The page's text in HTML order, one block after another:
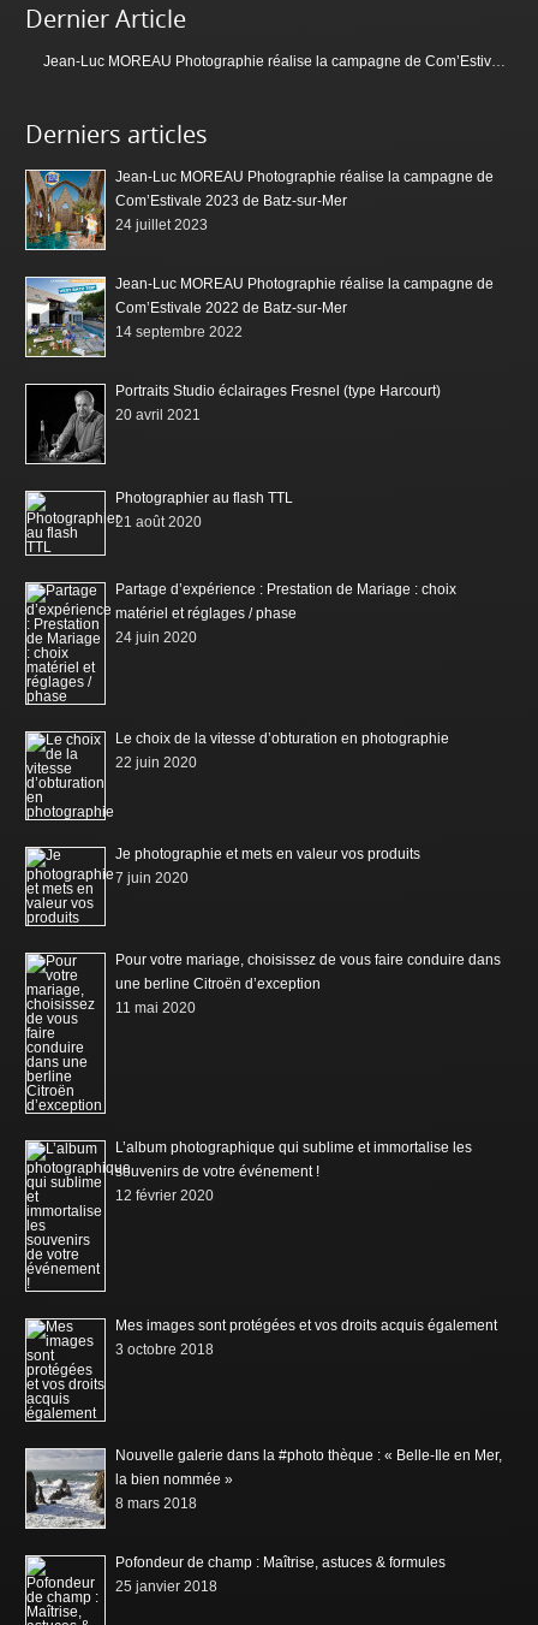
Dernier Article
Derniers articles
Jean-Luc MOREAU Photographie réalise la campagne de
Com’Estivale 2023 de Batz-sur-Mer
24 juillet 2023
Jean-Luc MOREAU Photographie réalise la campagne de
Com’Estivale 2022 de Batz-sur-Mer
14 septembre 2022
Portraits Studio éclairages Fresnel (type Harcourt)
20 avril 2021
Photographier au flash TTL
21 août 2020
Partage d’expérience : Prestation de Mariage : choix
matériel et réglages / phase
24 juin 2020
Le choix de la vitesse d’obturation en photographie
22 juin 2020
Je photographie et mets en valeur vos produits
7 juin 2020
Pour votre mariage, choisissez de vous faire conduire dans
une berline Citroën d’exception
11 mai 2020
L’album photographique qui sublime et immortalise les
souvenirs de votre événement !
12 février 2020
Mes images sont protégées et vos droits acquis également
3 octobre 2018
Nouvelle galerie dans la #photo thèque : « Belle-Ile en Mer,
la bien nommée »
8 mars 2018
Pofondeur de champ : Maîtrise, astuces & formules
25 janvier 2018